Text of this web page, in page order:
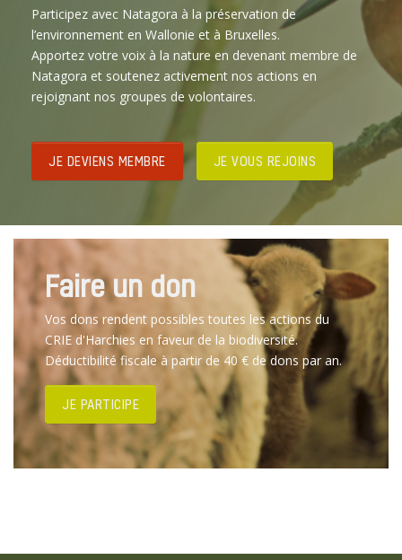
Participez avec Natagora à la préservation de
l’environnement en Wallonie et à Bruxelles.
Apportez votre voix à la nature en devenant membre de
Natagora et soutenez activement nos actions en
rejoignant nos groupes de volontaires.
JE DEVIENS MEMBRE JE VOUS REJOINS
Faire un don
Vos dons rendent possibles toutes les actions du
CRIE d'Harchies en faveur de la biodiversité.
Déductibilité fiscale à partir de 40 € de dons par an.
JE PARTICIPE